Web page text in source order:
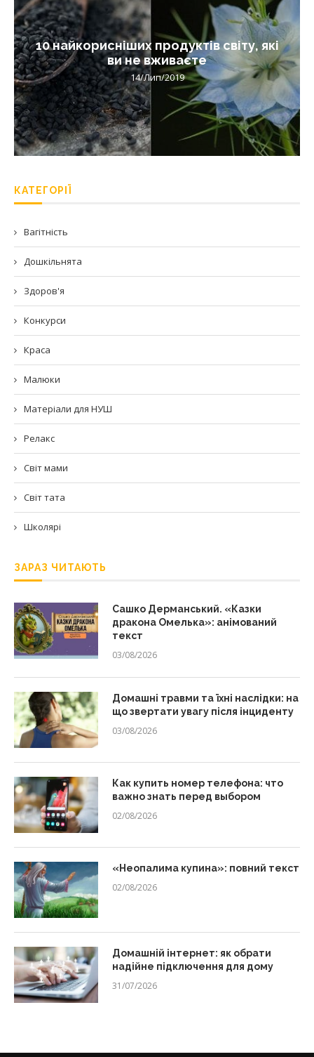
10 найкорисніших продуктів світу, які
ви не вживаєте
14/Лип/2019
КАТЕГОРІЇ
Вагітність
Дошкільнята
Здоров'я
Конкурси
Краса
Малюки
Матеріали для НУШ
Релакс
Світ мами
Світ тата
Школярі
ЗАРАЗ ЧИТАЮТЬ
Сашко Дерманський. «Казки
дракона Омелька»: анімований
текст
03/08/2026
Домашні травми та їхні наслідки: на
що звертати увагу після інциденту
03/08/2026
Как купить номер телефона: что
важно знать перед выбором
02/08/2026
«Неопалима купина»: повний текст
02/08/2026
Домашній інтернет: як обрати
надійне підключення для дому
31/07/2026